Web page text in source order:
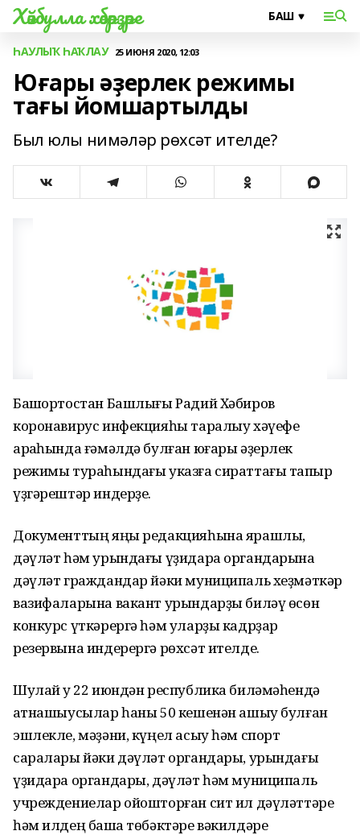
Хәйбулла хәбәрҙәре
ҺАУЛЫҠ ҺАҠЛАУ 25 ИЮНЯ 2020, 12:03
Юғары әҙерлек режимы
тағы йомшартылды
Был юлы нимәләр рөхсәт ителде?
Башҡортостан Башлығы Радий Хәбиров
коронавирус инфекцияһы таралыу хәүефе
арҡаһында ғәмәлдә булған юғары әҙерлек
режимы тураһындағы указға сираттағы тапҡыр
үҙгәрештәр индерҙе.
Документтың яңы редакцияһына ярашлы,
дәүләт һәм урындағы үҙидара органдарына
дәүләт граждандар йәки муниципаль хеҙмәткәр
вазифаларына вакант урындарҙы биләү өсөн
конкурс үткәрергә һәм уларҙы кадрҙар
резервына индерергә рөхсәт ителде.
Шулай уҡ 22 июндән республика биләмәһендә
ҡатнашыусылар һаны 50 кешенән ашыу булған
эшлекле, мәҙәни, күңел асыу һәм спорт
саралары йәки дәүләт органдары, урындағы
үҙидара органдары, дәүләт һәм муниципаль
учреждениелар ойошторған сит ил дәүләттәре
һәм илдең башҡа төбәктәре вәкилдәре